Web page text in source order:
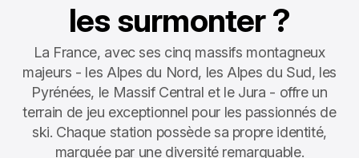
les surmonter ?
La France, avec ses cinq massifs montagneux
majeurs - les Alpes du Nord, les Alpes du Sud, les
Pyrénées, le Massif Central et le Jura - offre un
terrain de jeu exceptionnel pour les passionnés de
ski. Chaque station possède sa propre identité,
marquée par une diversité remarquable.